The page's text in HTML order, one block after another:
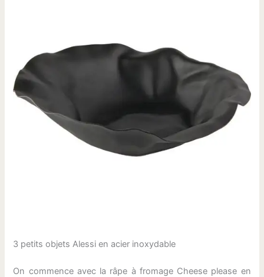
3 petits objets Alessi en acier inoxydable
On commence avec la râpe à fromage Cheese please en